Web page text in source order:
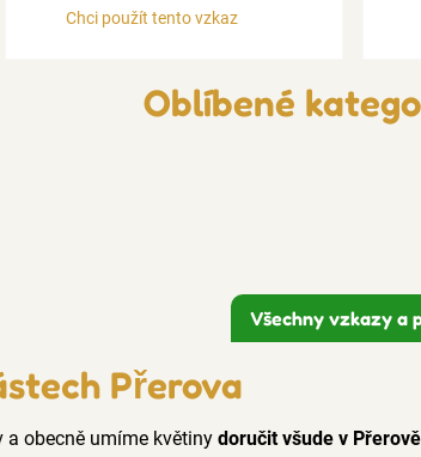
Chci použít tento vzkaz
Oblíbené
Všechny vzkazy a
Přerova
a obecně umíme květiny doručit všude v Přerově